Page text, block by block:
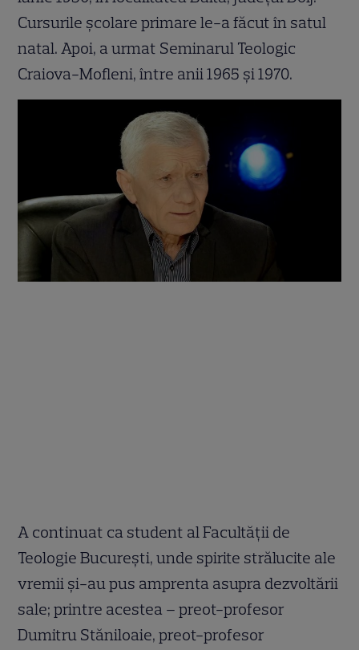
Cursurile şcolare primare le-a făcut în satul
natal. Apoi, a urmat Seminarul Teologic
Craiova-Mofleni, între anii 1965 şi 1970.
A continuat ca student al Facultăţii de
Teologie Bucureşti, unde spirite strălucite ale
vremii şi-au pus amprenta asupra dezvoltării
sale; printre acestea – preot-profesor
Dumitru Stăniloaie, preot-profesor